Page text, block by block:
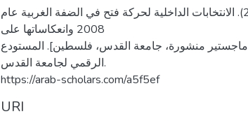
قنديل، إيمان ابراهيم. (2010). الانتخابات الداخلية لحركة فتح في الضفة الغربية عام
2008 وانعكاساتها على
ماجستير منشورة، جامعة القدس، فلسطين]. المستودع
الرقمي لجامعة القدس.
https://arab-scholars.com/a5f5ef
URI